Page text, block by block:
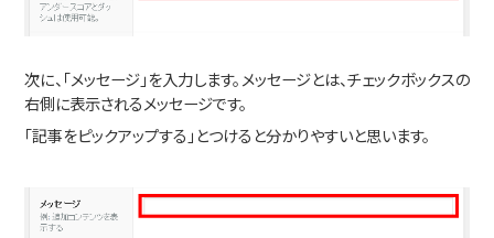
次に、「メッセージ」を入力します。メッセージとは、チェックボックスの
右側に表示されるメッセージです。
「記事をピックアップする」とつけると分かりやすいと思います。